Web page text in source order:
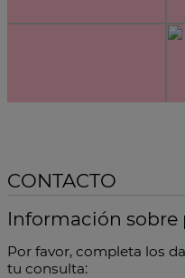
CONTACTO
Información sobre
Por favor, completa los
tu consulta: